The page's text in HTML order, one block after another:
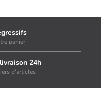
panier
24h
d'articles